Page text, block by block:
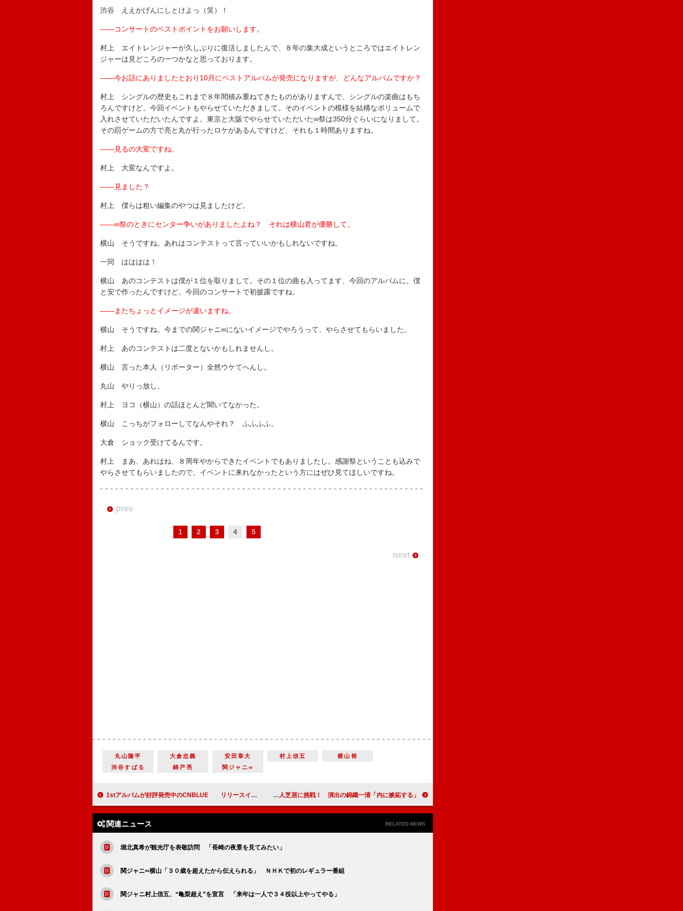
渋谷 ええかげんにしとけよっ（笑）！
――コンサートのベストポイントをお願いします。
村上 エイトレンジャーが久しぶりに復活しましたんで、８年の集大成というところではエイトレン
ジャーは見どころの一つかなと思っております。
――今お話にありましたとおり10月にベストアルバムが発売になりますが、どんなアルバムですか？
村上 シングルの歴史もこれまで８年間積み重ねてきたものがありますんで、シングルの楽曲はもち
ろんですけど。今回イベントもやらせていただきまして。そのイベントの模様を結構なボリュームで
入れさせていただいたんですよ。東京と大阪でやらせていただいた∞祭は350分ぐらいになりまして。
その罰ゲームの方で亮と丸が行ったロケがあるんですけど、それも１時間ありますね。
――見るの大変ですね。
村上 大変なんですよ。
――見ました？
村上 僕らは粗い編集のやつは見ましたけど。
――∞祭のときにセンター争いがありましたよね？ それは横山君が優勝して。
横山 そうですね。あれはコンテストって言っていいかもしれないですね。
一同 はははは！
横山 あのコンテストは僕が１位を取りまして。その１位の曲も入ってます、今回のアルバムに。僕
と安で作ったんですけど。今回のコンサートで初披露ですね。
――またちょっとイメージが違いますね。
横山 そうですね。今までの関ジャニ∞にないイメージでやろうって、やらさせてもらいました。
村上 あのコンテストは二度とないかもしれませんし。
横山 言った本人（リポーター）全然ウケてへんし。
丸山 やりっ放し。
村上 ヨコ（横山）の話ほとんど聞いてなかった。
横山 こっちがフォローしてなんやそれ？ ふふふふ。
大倉 ショック受けてるんです。
村上 まあ、あれはね、８周年やからできたイベントでもありましたし。感謝祭ということも込みで
やらさせてもらいましたので。イベントに来れなかったという方にはぜひ見てほしいですね。
prev
1 2 3 4 5
next
丸山隆平 大倉忠義 安田章大 村上信五
横山裕
渋谷すばる
錦戸亮 関ジャニ∞
1stアルバムが好評発売中のCNBLUE リリースイベントを開催 内博貴が初の２人芝居に挑戦！ 演出の錦織一清「内に嫉妬する」
関連ニュース RELATED NEWS
堀北真希が観光庁を表敬訪問 「長崎の夜景を見てみたい」
関ジャニ∞横山「３０歳を超えたから伝えられる」 ＮＨＫで初のレギュラー番組
関ジャニ村上信五、“亀梨超え”を宣言 「来年は一人で３４役以上やってやる」